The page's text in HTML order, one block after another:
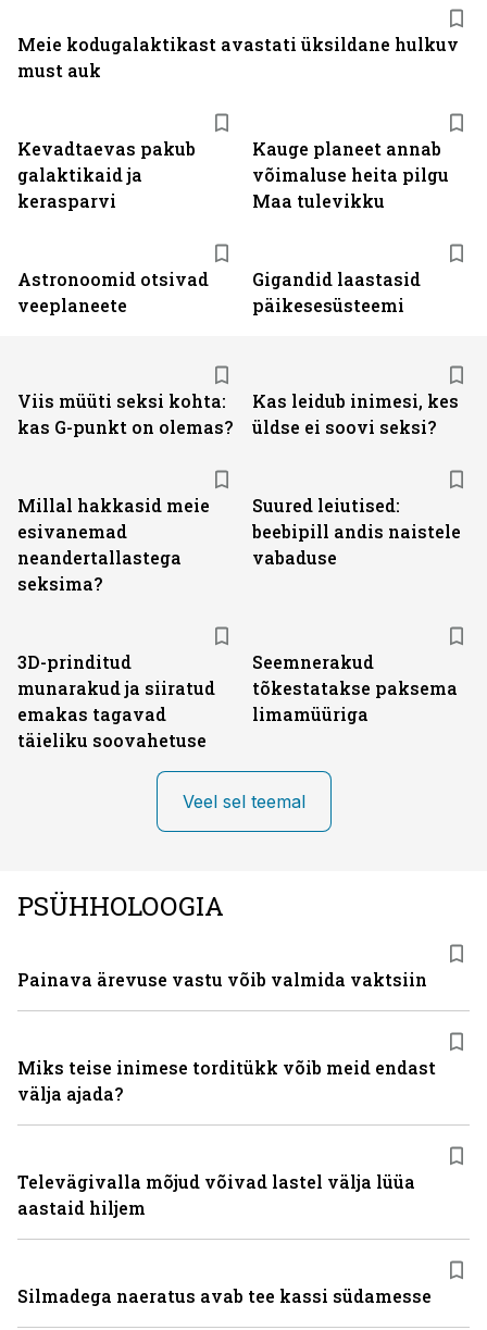
Kevadtaevas pakub
galaktikaid ja
kerasparvi
Kauge planeet annab
võimaluse heita pilgu
Maa tulevikku
Astronoomid otsivad
veeplaneete
Gigandid laastasid
päikesesüsteemi
Meie kodugalaktikast avastati üksildane hulkuv
must auk
Viis müüti seksi kohta:
kas G-punkt on olemas?
Kas leidub inimesi, kes
üldse ei soovi seksi?
Millal hakkasid meie
esivanemad
neandertallastega
seksima?
Suured leiutised:
beebipill andis naistele
vabaduse
3D-prinditud
munarakud ja siiratud
emakas tagavad
täieliku soovahetuse
Seemnerakud
tõkestatakse paksema
limamüüriga
Veel sel teemal
PSÜHHOLOOGIA
Painava ärevuse vastu võib valmida vaktsiin
Miks teise inimese torditükk võib meid endast
välja ajada?
Televägivalla mõjud võivad lastel välja lüüa
aastaid hiljem
Silmadega naeratus avab tee kassi südamesse